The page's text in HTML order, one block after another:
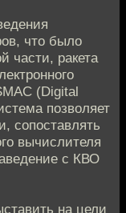
что было
части, ракета
(Digital
позволяет
сопоставлять
вычислителя
с КВО
на цели